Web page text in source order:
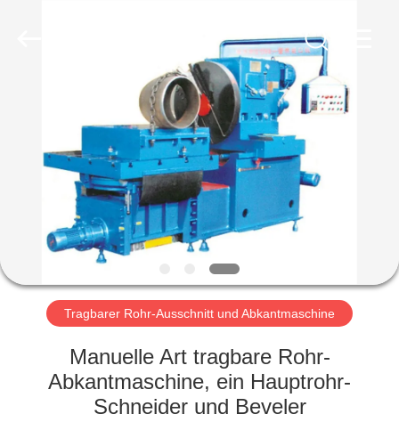
PRODUKTE
SHOW
ÜBER
UNS
FABRIK-
AUSFLUG
Tragbarer Rohr-Ausschnitt und Abkantmaschine
Manuelle Art tragbare Rohr-
Abkantmaschine, ein Hauptrohr-
Schneider und Beveler